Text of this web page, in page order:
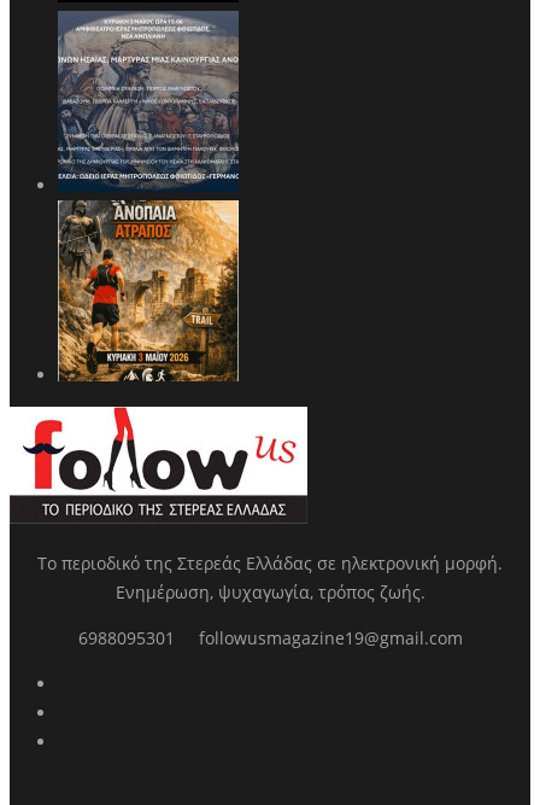
Το περιοδικό της Στερεάς Ελλάδας σε ηλεκτρονική μορφή.
Ενημέρωση, ψυχαγωγία, τρόπος ζωής.
6988095301 followusmagazine19@gmail.com